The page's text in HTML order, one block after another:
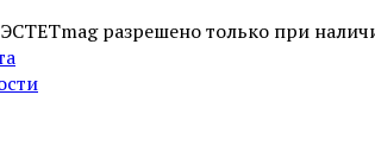
разрешено только при